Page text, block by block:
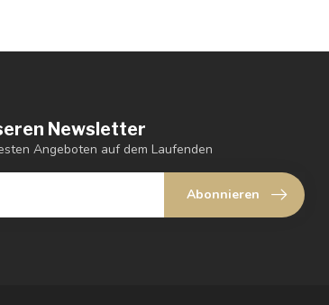
Newsletter
Angeboten auf dem Laufenden
Abonnieren